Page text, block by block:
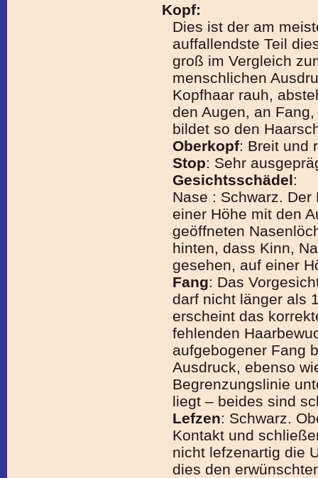
Kopf:
Dies ist der am
auffallendste Teil
groß im Vergleich
menschlichen
Kopfhaar rauh,
den Augen, an
bildet so den
Oberkopf: Breit und
Stop: Sehr
Gesichtsschädel:
Nase : Schwarz.
einer Höhe mit den
geöffneten
hinten, dass Kinn,
gesehen, auf einer
Fang: Das
darf nicht länger als
erscheint das
fehlenden
aufgebogener Fang
Ausdruck, ebenso
Begrenzungslinie
liegt – beides sind
Lefzen: Schwarz.
Kontakt und
nicht lefzenartig die
dies den